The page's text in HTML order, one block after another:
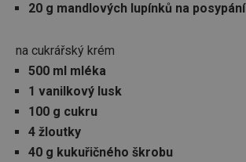
20 g mandlových lupínků na posypání
na cukrářský krém
500 ml mléka
1 vanilkový lusk
100 g cukru
4 žloutky
40 g kukuřičného škrobu